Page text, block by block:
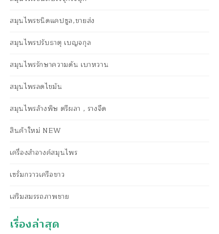
สมุนไพรชนิดแคปซูล,ขายส่ง
สมุนไพรปรับธาตุ เบญจกุล
สมุนไพรรักษาความดัน เบาหวาน
สมุนไพรลดไขมัน
สมุนไพรล้างพิษ ตรีผลา , รางจืด
สินค้าใหม่ NEW
เครื่องสำอางค์สมุนไพร
เซรั่มกวาวเครือขาว
เสริมสมรรถภาพชาย
เรื่องล่าสุด